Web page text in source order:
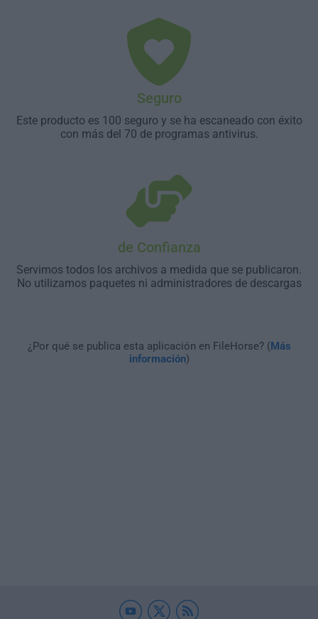
Seguro
Este producto es 100 seguro y se ha escaneado con éxito
con más del 70 de programas antivirus.
de Confianza
Servimos todos los archivos a medida que se publicaron.
No utilizamos paquetes ni administradores de descargas
¿Por qué se publica esta aplicación en FileHorse? (Más
información)